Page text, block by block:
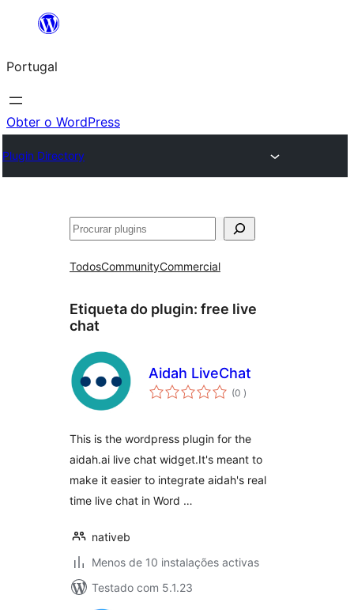
Saltar
o
conteúdo
Portugal
Obter o WordPress
Plugin Directory
Pesquisar
TodosCommunityCommercial
Etiqueta do plugin: free live
chat
Aidah LiveChat
(0 classificações
)
This is the wordpress plugin for the
aidah.ai live chat widget.It's meant to
make it easier to integrate aidah's real
time live chat in Word …
nativeb
Menos de 10 instalações activas
Testado com 5.1.23